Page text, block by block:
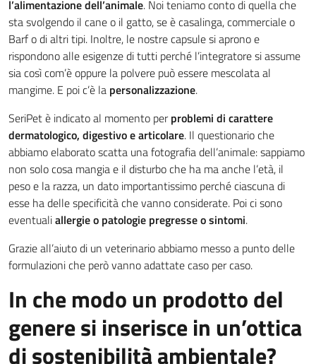
l’alimentazione dell’animale. Noi teniamo conto di quella che
sta svolgendo il cane o il gatto, se è casalinga, commerciale o
Barf o di altri tipi. Inoltre, le nostre capsule si aprono e
rispondono alle esigenze di tutti perché l’integratore si assume
sia così com’è oppure la polvere può essere mescolata al
mangime. E poi c’è la personalizzazione.
SeriPet è indicato al momento perproblemi di carattere
dermatologico, digestivo e articolare. Il questionario che
abbiamo elaborato scatta una fotografia dell’animale: sappiamo
non solo cosa mangia e il disturbo che ha ma anche l’età, il
peso e la razza, un dato importantissimo perché ciascuna di
esse ha delle specificità che vanno considerate. Poi ci sono
eventualiallergie o patologie pregresse o sintomi.
Grazie all’aiuto di un veterinario abbiamo messo a punto delle
formulazioni che però vanno adattate caso per caso.
In che modo un prodotto del
genere si inserisce in un’ottica
di sostenibilità ambientale?